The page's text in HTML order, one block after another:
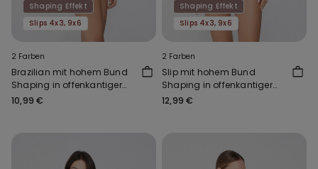
Shaping Effekt
Slips 4x3, 9x6
2 Farben
Brazilian mit hohem Bund
Shaping in offenkantiger
Verarbeitung
10,99 €
Shaping Effekt
Slips 4x3, 9x6
2 Farben
Slip mit hohem Bund
Shaping in offenkantiger
Verarbeitung
12,99 €